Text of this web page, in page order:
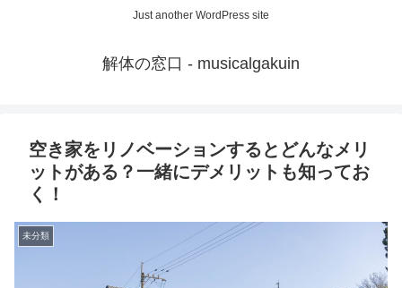
Just another WordPress site
解体の窓口 - musicalgakuin
空き家をリノベーションするとどんなメリ
ットがある？一緒にデメリットも知ってお
く！
未分類